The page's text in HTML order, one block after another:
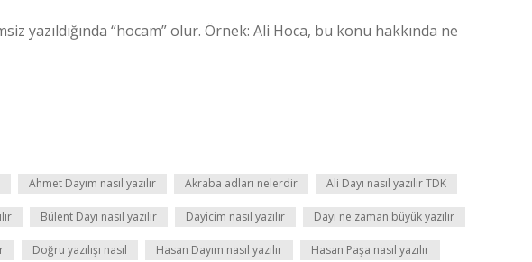
yazıldığında “hocam” olur. Örnek: Ali Hoca, bu konu hakkında ne
Ahmet Dayım nasıl yazılır Akraba adları nelerdir Ali Dayı nasıl yazılır TDK
Bülent Dayı nasıl yazılır Dayicim nasıl yazılır Dayı ne zaman büyük yazılır
Doğru yazılışı nasıl Hasan Dayım nasıl yazılır Hasan Paşa nasıl yazılır